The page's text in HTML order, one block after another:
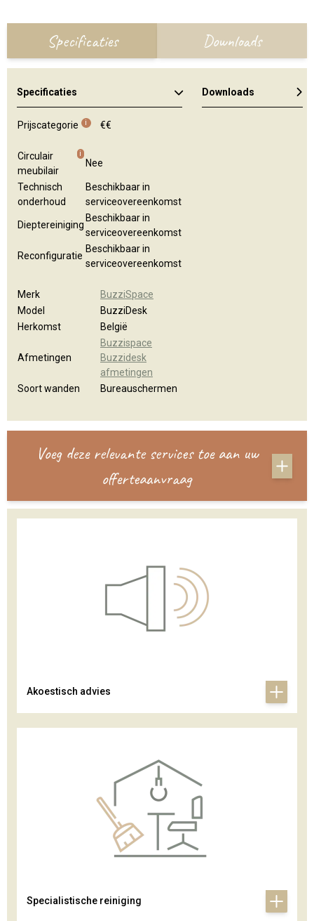
Specificaties Downloads
Specificaties
Prijscategorie i €€
Circulair
meubilair
i
Nee
Technisch
onderhoud
Beschikbaar in
serviceovereenkomst
Dieptereiniging
Beschikbaar in
serviceovereenkomst
Reconfiguratie
Beschikbaar in
serviceovereenkomst
Merk
BuzziSpace
Model
BuzziDesk
Herkomst
België
Afmetingen
Buzzispace
Buzzidesk
afmetingen
Soort wanden
Bureauschermen
Downloads
Voeg deze relevante services toe aan uw
offerteaanvraag
Akoestisch advies
Specialistische reiniging